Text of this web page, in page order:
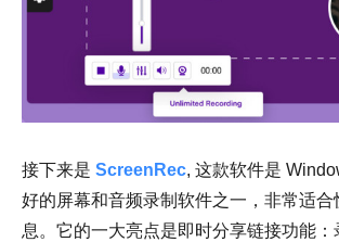
接下来是 ScreenRec, 这款软件是
好的屏幕和音频录制软件之一，非常适合
息。它的一大亮点是即时分享链接功能